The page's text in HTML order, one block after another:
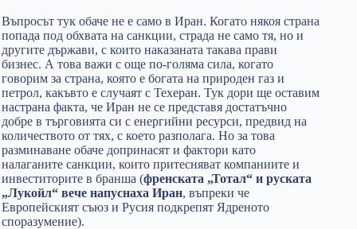
Въпросът тук обаче не е само в Иран. Когато някоя страна
попада под обхвата на санкции, страда не само тя, но и
другите държави, с които наказаната такава прави
бизнес. А това важи с още по-голяма сила, когато
говорим за страна, която е богата на природен газ и
петрол, какъвто е случаят с Техеран. Тук дори ще оставим
настрана факта, че Иран не се представя достатъчно
добре в търговията си с енергийни ресурси, предвид на
количеството от тях, с което разполага. Но за това
разминаване обаче допринасят и фактори като
налаганите санкции, които притесняват компаниите и
инвеститорите в бранша (френската „Тотал“ и руската
„Лукойл“ вече напуснаха Иран, въпреки че
Европейският съюз и Русия подкрепят Ядреното
споразумение).